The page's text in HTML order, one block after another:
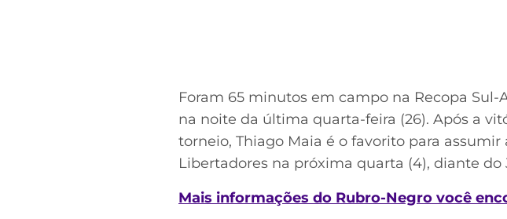
Foram 65 minutos em campo na Recopa
na noite da última quarta-feira (26). Após a
torneio, Thiago Maia é o favorito para
Libertadores na próxima quarta (4), diante
Mais informações do Rubro-Negro você